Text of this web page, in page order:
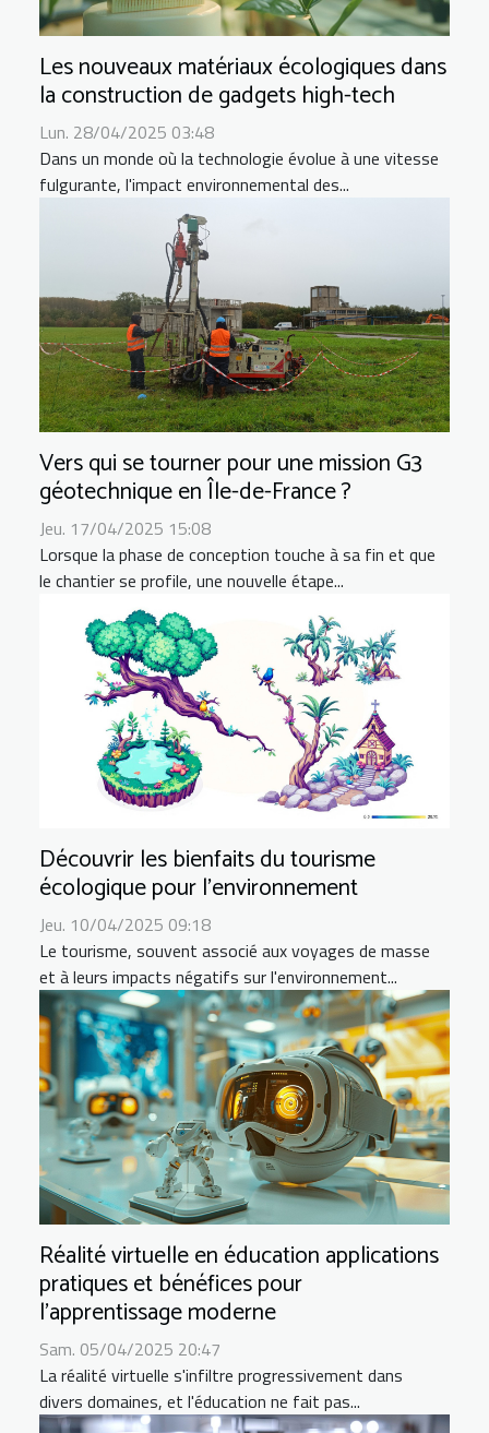
Les nouveaux matériaux écologiques dans
la construction de gadgets high-tech
Lun. 28/04/2025 03:48
Dans un monde où la technologie évolue à une vitesse
fulgurante, l'impact environnemental des...
Vers qui se tourner pour une mission G3
géotechnique en Île-de-France ?
Jeu. 17/04/2025 15:08
Lorsque la phase de conception touche à sa fin et que
le chantier se profile, une nouvelle étape...
Découvrir les bienfaits du tourisme
écologique pour l'environnement
Jeu. 10/04/2025 09:18
Le tourisme, souvent associé aux voyages de masse
et à leurs impacts négatifs sur l'environnement...
Réalité virtuelle en éducation applications
pratiques et bénéfices pour
l'apprentissage moderne
Sam. 05/04/2025 20:47
La réalité virtuelle s'infiltre progressivement dans
divers domaines, et l'éducation ne fait pas...